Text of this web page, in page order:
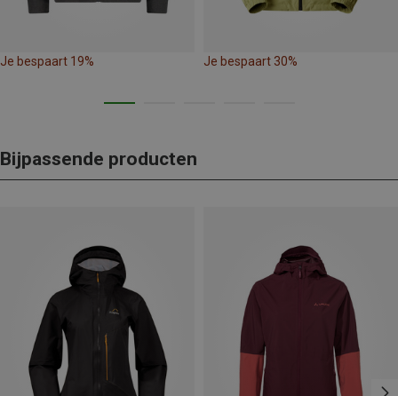
Je bespaart 19% Je bespaart 30%
Bijpassende producten